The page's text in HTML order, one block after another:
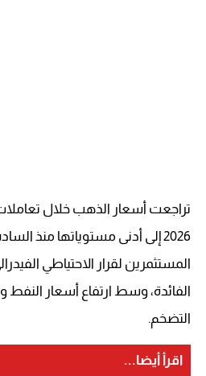
2026 إلى أدنى مستوياتها منذ
المستثمرين لقرار الاحتياطي
الفائدة، وسط ارتفاع أسعار
التضخم.
اقرأ أيضا...